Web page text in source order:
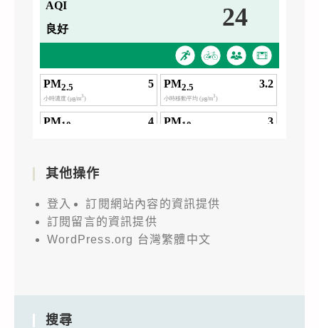
其他操作
登入
訂閱網站內容的資訊提供
訂閱留言的資訊提供
WordPress.org 台灣繁體中文
搜尋